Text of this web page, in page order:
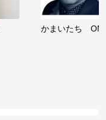
かまいたち